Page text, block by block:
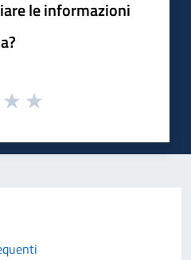
le informazioni